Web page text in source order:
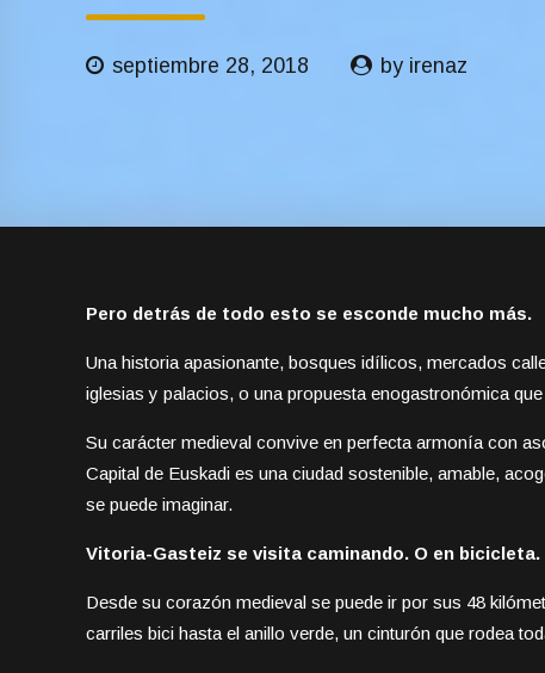
septiembre 28, 2018 by irenaz
Pero detrás de todo esto se esconde mucho más.
Una historia apasionante, bosques idílicos, mercados
iglesias y palacios, o una propuesta enogastronómica
Su carácter medieval convive en perfecta armonía con
Capital de Euskadi es una ciudad sostenible, amable,
se puede imaginar.
Vitoria-Gasteiz se visita caminando. O en bicicleta.
Desde su corazón medieval se puede ir por sus 48
carriles bici hasta el anillo verde, un cinturón que rodea